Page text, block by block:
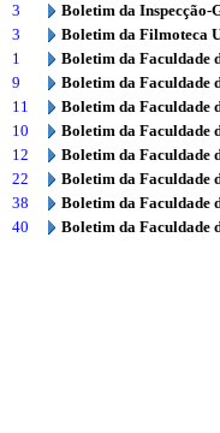
3
Boletim da Inspecção-
3
Boletim da Filmoteca
1
Boletim da Faculdade
9
Boletim da Faculdade
11
Boletim da Faculdade
10
Boletim da Faculdade
12
Boletim da Faculdade
22
Boletim da Faculdade
38
Boletim da Faculdade
40
Boletim da Faculdade